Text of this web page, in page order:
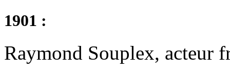
1901 :
Raymond Souplex, acteur